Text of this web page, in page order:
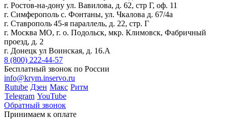
г. Ростов-на-дону ул. Вавилова, д. 62, стр Г, оф. 11
г. Симферополь с. Фонтаны, ул. Чкалова д. 67/4а
г. Ставрополь 45-я параллель, д. 22, стр. Г
г. Москва МО, г. о. Подольск, мкр. Климовск, Фабричный
проезд, д. 2
г. Донецк ул Воинская, д. 16.А
8 (800) 222-44-57
Бесплатный звонок по России
info@krym.inservo.ru
Rutube Дзен Макс Ритм
Telegram YouTube
Обратный звонок
Принимаем к оплате